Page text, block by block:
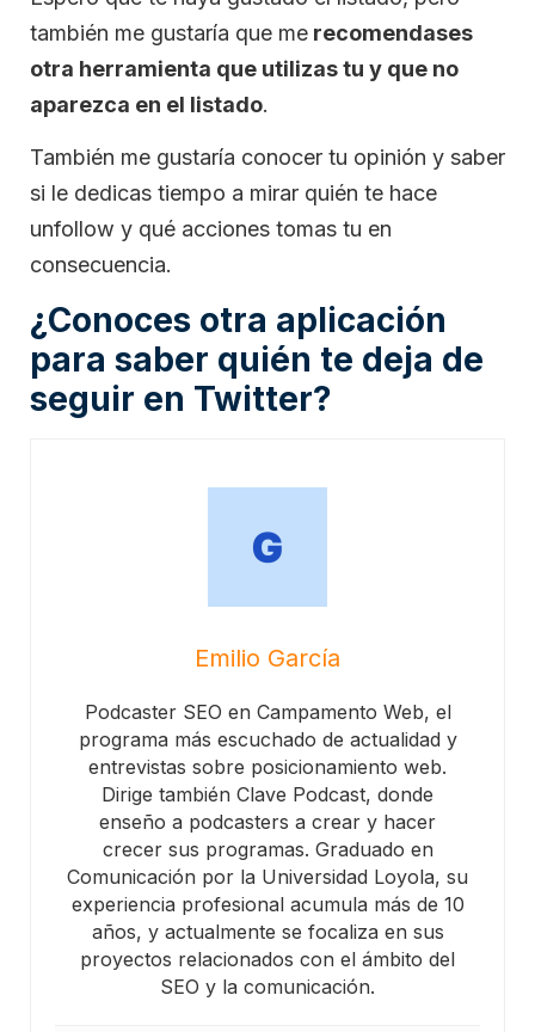
también me gustaría que me recomendases
otra herramienta que utilizas tu y que no
aparezca en el listado.
También me gustaría conocer tu opinión y saber
si le dedicas tiempo a mirar quién te hace
unfollow y qué acciones tomas tu en
consecuencia.
¿Conoces otra aplicación
para saber quién te deja de
seguir en Twitter?
Emilio García
Podcaster SEO en Campamento Web, el
programa más escuchado de actualidad y
entrevistas sobre posicionamiento web.
Dirige también Clave Podcast, donde
enseño a podcasters a crear y hacer
crecer sus programas. Graduado en
Comunicación por la Universidad Loyola, su
experiencia profesional acumula más de 10
años, y actualmente se focaliza en sus
proyectos relacionados con el ámbito del
SEO y la comunicación.